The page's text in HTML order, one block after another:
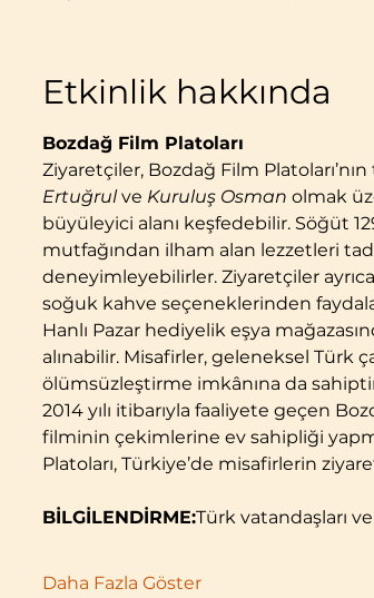
Etkinlik hakkında
Bozdağ Film Platoları
Ziyaretçiler, Bozdağ Film
Ertuğrul ve Kuruluş Osman olmak
büyüleyici alanı keşfedebilir. Söğüt
mutfağından ilham alan lezzetleri
deneyimleyebilirler. Ziyaretçiler ayrıca
soğuk kahve seçeneklerinden
Hanlı Pazar hediyelik eşya
alınabilir. Misafirler, geleneksel
ölümsüzleştirme imkânına da
2014 yılı itibarıyla faaliyete geçen
filminin çekimlerine ev sahipliği
Platoları, Türkiye’de misafirlerin
BİLGİLENDİRME:Türk vatandaşları
Daha Fazla Göster